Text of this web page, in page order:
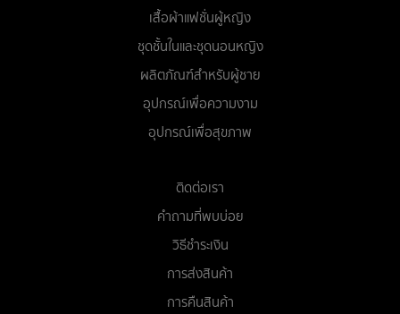
เสื้อผ้าแฟชั่นผู้หญิง
ชุดชั้นในและชุดนอนหญิง
ผลิตภัณฑ์สำหรับผู้ชาย
อุปกรณ์เพื่อความงาม
อุปกรณ์เพื่อสุขภาพ
ติดต่อเรา
คำถามที่พบบ่อย
วิธีชำระเงิน
การส่งสินค้า
การคืนสินค้า